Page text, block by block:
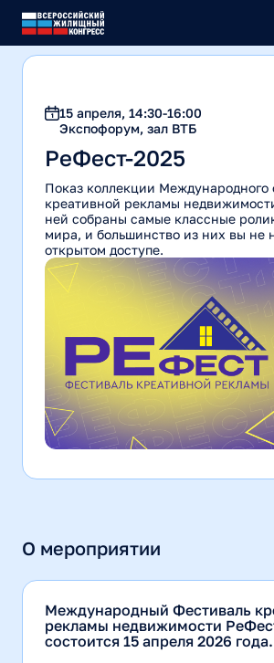
Отзывы
Оргкомитет
Фотоархив
Мероприятия
Вся программа
Бизнес-туры
Советы и клубы
Тренинги
Учебная программа
Высшие брокерские курсы
Закрытые встречи
Премии и конкурсы
Культурная программа
Выставка
Выставка недвижимости
Участникам выставки
Участникам
Навигация
Размещение в отелях
Афиша
Для спикеров
Партнеры
Спонсоры и партнеры
Информпартнеры
Рекламные возможности
Регистрация
Войти в личный
15 апреля, 14:30-16:00
Экспофорум, зал ВТБ
РеФест-2025
Показ коллекции Международного
креативной рекламы
ней собраны самые классные
мира, и большинство из них вы не
открытом доступе.
О мероприятии
Международный Фестиваль
рекламы недвижимости
состоится 15 апреля 2026 года.